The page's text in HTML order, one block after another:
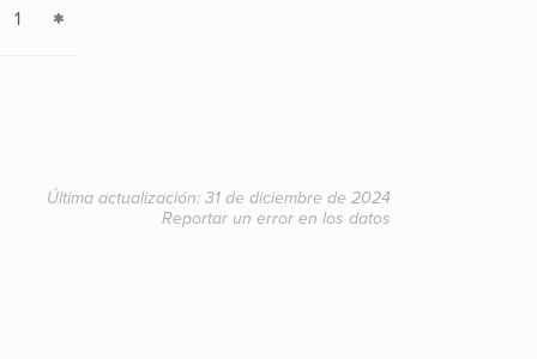
1
Última actualización: 31 de diciembre de 2024
Reportar un error en los datos